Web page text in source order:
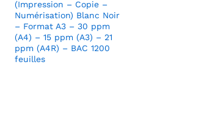
(Impression – Copie –
Numérisation) Blanc Noir
– Format A3 – 30 ppm
(A4) – 15 ppm (A3) – 21
ppm (A4R) – BAC 1200
feuilles